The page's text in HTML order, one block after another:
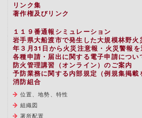
リンク集
著作権及びリンク
１１９番通報シミュレーション
岩手県大船渡市で発生した大規模林野火
年３月31日から火災注意報・火災警報を
各種申請・届出に関する電子申請につい
防火管理講習（オンライン）のご案内
予防業務に関する内部規定（例規集掲載
消防組合
位置、地勢、特性
組織図
署所配置